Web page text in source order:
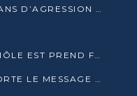
66 ANS D’INDEPENDANCE, 30 ANS D’AGRESSION RWAN DAISE : 4 PRESIDENCES, UN ECHEC COLLECTIF
VISE LES GÉANTS DES MERS
CONSTANT SERGE BOUNDA PORTE LE MESSAGE DE COMPASSION DE DENIS SASSOU NGUESSO EN IRAN